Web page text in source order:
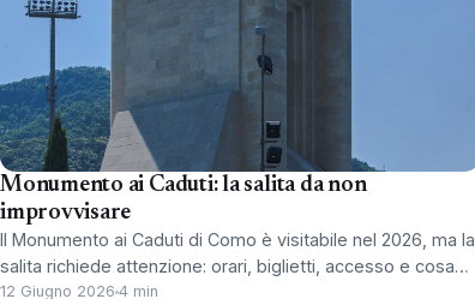
Monumento ai Caduti: la salita da non
improvvisare
Il Monumento ai Caduti di Como è visitabile nel 2026, ma la
salita richiede attenzione: orari, biglietti, accesso e cosa…
12 Giugno 2026 4 min